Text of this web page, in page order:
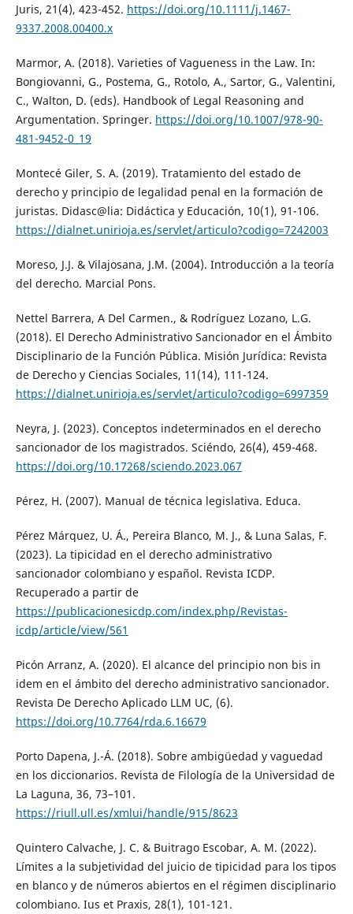
Juris, 21(4), 423-452. https://doi.org/10.1111/j.1467-
9337.2008.00400.x
Marmor, A. (2018). Varieties of Vagueness in the Law. In:
Bongiovanni, G., Postema, G., Rotolo, A., Sartor, G., Valentini,
C., Walton, D. (eds). Handbook of Legal Reasoning and
Argumentation. Springer. https://doi.org/10.1007/978-90-
481-9452-0_19
Montecé Giler, S. A. (2019). Tratamiento del estado de
derecho y principio de legalidad penal en la formación de
juristas. Didasc@lia: Didáctica y Educación, 10(1), 91-106.
https://dialnet.unirioja.es/servlet/articulo?codigo=7242003
Moreso, J.J. & Vilajosana, J.M. (2004). Introducción a la teoría
del derecho. Marcial Pons.
Nettel Barrera, A Del Carmen., & Rodríguez Lozano, L.G.
(2018). El Derecho Administrativo Sancionador en el Ámbito
Disciplinario de la Función Pública. Misión Jurídica: Revista
de Derecho y Ciencias Sociales, 11(14), 111-124.
https://dialnet.unirioja.es/servlet/articulo?codigo=6997359
Neyra, J. (2023). Conceptos indeterminados en el derecho
sancionador de los magistrados. Sciéndo, 26(4), 459-468.
https://doi.org/10.17268/sciendo.2023.067
Pérez, H. (2007). Manual de técnica legislativa. Educa.
Pérez Márquez, U. Á., Pereira Blanco, M. J., & Luna Salas, F.
(2023). La tipicidad en el derecho administrativo
sancionador colombiano y español. Revista ICDP.
Recuperado a partir de
https://publicacionesicdp.com/index.php/Revistas-
icdp/article/view/561
Picón Arranz, A. (2020). El alcance del principio non bis in
idem en el ámbito del derecho administrativo sancionador.
Revista De Derecho Aplicado LLM UC, (6).
https://doi.org/10.7764/rda.6.16679
Porto Dapena, J.-Á. (2018). Sobre ambigüedad y vaguedad
en los diccionarios. Revista de Filología de la Universidad de
La Laguna, 36, 73–101.
https://riull.ull.es/xmlui/handle/915/8623
Quintero Calvache, J. C. & Buitrago Escobar, A. M. (2022).
Límites a la subjetividad del juicio de tipicidad para los tipos
en blanco y de números abiertos en el régimen disciplinario
colombiano. Ius et Praxis, 28(1), 101-121.